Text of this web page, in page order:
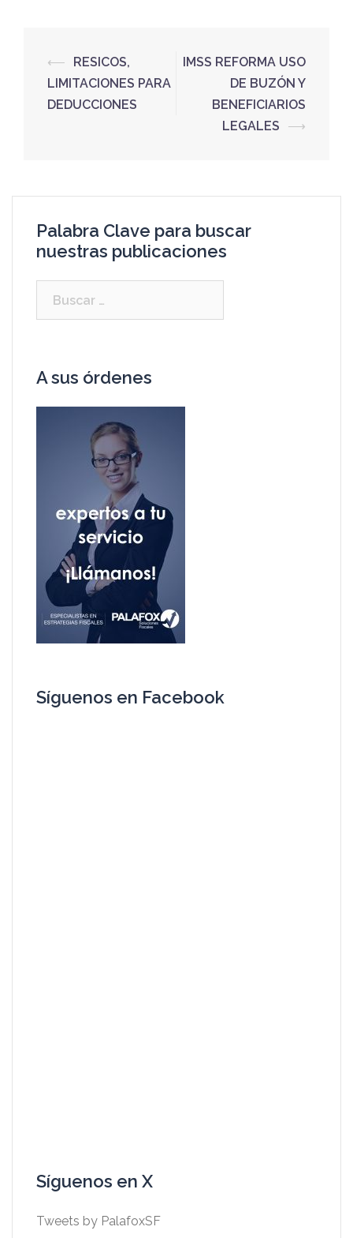
⟵
RESICOS,
LIMITACIONES PARA
DEDUCCIONES
IMSS REFORMA USO
DE BUZÓN Y
BENEFICIARIOS
LEGALES
⟶
Palabra Clave para buscar
nuestras publicaciones
A sus órdenes
Síguenos en Facebook
Síguenos en X
Tweets by PalafoxSF